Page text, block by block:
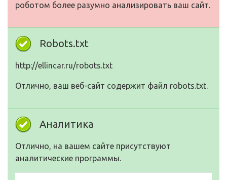
роботом более разумно анализировать ваш сайт.
Robots.txt
http://ellincar.ru/robots.txt
Отлично, ваш веб-сайт содержит файл robots.txt.
Аналитика
Отлично, на вашем сайте присутствуют
аналитические программы.